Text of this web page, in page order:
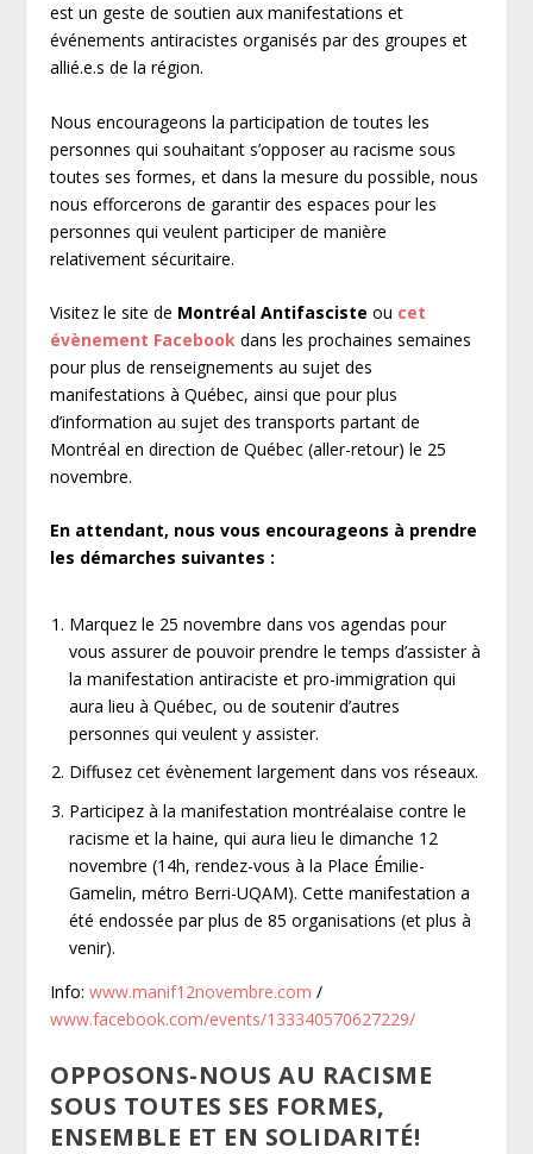
est un geste de soutien aux manifestations et
événements antiracistes organisés par des groupes et
allié.e.s de la région.
Nous encourageons la participation de toutes les
personnes qui souhaitant s’opposer au racisme sous
toutes ses formes, et dans la mesure du possible, nous
nous efforcerons de garantir des espaces pour les
personnes qui veulent participer de manière
relativement sécuritaire.
Visitez le site de Montréal Antifasciste ou cet
évènement Facebook dans les prochaines semaines
pour plus de renseignements au sujet des
manifestations à Québec, ainsi que pour plus
d’information au sujet des transports partant de
Montréal en direction de Québec (aller-retour) le 25
novembre.
En attendant, nous vous encourageons à prendre
les démarches suivantes :
Marquez le 25 novembre dans vos agendas pour
vous assurer de pouvoir prendre le temps d’assister à
la manifestation antiraciste et pro-immigration qui
aura lieu à Québec, ou de soutenir d’autres
personnes qui veulent y assister.
Diffusez cet évènement largement dans vos réseaux.
Participez à la manifestation montréalaise contre le
racisme et la haine, qui aura lieu le dimanche 12
novembre (14h, rendez-vous à la Place Émilie-
Gamelin, métro Berri-UQAM). Cette manifestation a
été endossée par plus de 85 organisations (et plus à
venir).
Info:www.manif12novembre.com /
www.facebook.com/events/133340570627229/
OPPOSONS-NOUS AU RACISME
SOUS TOUTES SES FORMES,
ENSEMBLE ET EN SOLIDARITÉ!